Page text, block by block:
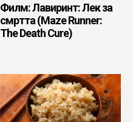
Филм: Лавиринт: Лек за
смртта (Maze Runner:
The Death Cure)